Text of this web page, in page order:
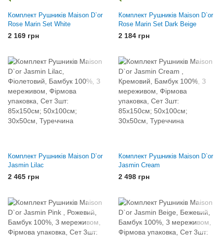
Комплект Рушників Maison D`or
Rose Marin Set White
2 169 грн
Комплект Рушників Maison D`or
Rose Marin Set Dark Beige
2 184 грн
Комплект Рушників Maison D`or
Jasmin Lilac
2 465 грн
Комплект Рушників Maison D`or
Jasmin Cream
2 498 грн